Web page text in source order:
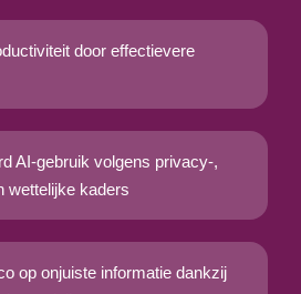
door effectievere
AI-gebruik volgens privacy-,
wettelijke kaders
op onjuiste informatie dankzij